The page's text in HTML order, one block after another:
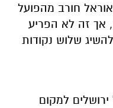
חורב מהפועל
אך זה לא הפריע
שלוש נקודות
למקום